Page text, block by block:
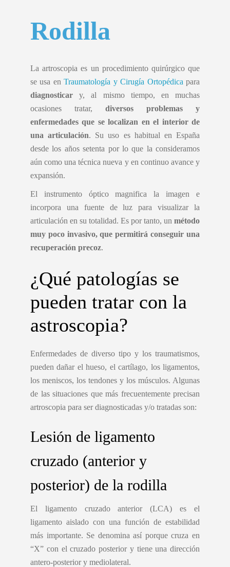
Rodilla
La artroscopia es un procedimiento quirúrgico que
se usa enTraumatología y Cirugía Ortopédica para
diagnosticar y, al mismo tiempo, en muchas
ocasiones tratar, diversos problemas y
enfermedades que se localizan en el interior de
una articulación. Su uso es habitual en España
desde los años setenta por lo que la consideramos
aún como una técnica nueva y en continuo avance y
expansión.
El instrumento óptico magnifica la imagen e
incorpora una fuente de luz para visualizar la
articulación en su totalidad. Es por tanto, un método
muy poco invasivo, que permitirá conseguir una
recuperación precoz.
¿Qué patologías se
pueden tratar con la
astroscopia?
Enfermedades de diverso tipo y los traumatismos,
pueden dañar el hueso, el cartílago, los ligamentos,
los meniscos, los tendones y los músculos. Algunas
de las situaciones que más frecuentemente precisan
artroscopia para ser diagnosticadas y/o tratadas son:
Lesión de ligamento
cruzado (anterior y
posterior) de la rodilla
El ligamento cruzado anterior (LCA) es el
ligamento aislado con una función de estabilidad
más importante. Se denomina así porque cruza en
“X” con el cruzado posterior y tiene una dirección
antero-posterior y mediolateral.